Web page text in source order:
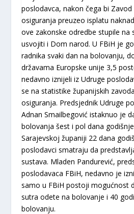
poslodavca, nakon čega bi
osiguranja preuzeo isplatu
ove zakonske odredbe stupile na
usvojiti i Dom narod. U FBiH je
radnika svaki dan na bolovanju,
državama Europske unije 3,5
nedavno iznijeli iz Udruge
se na statistike županijskih
osiguranja. Predsjednik Udruge
Adnan Smailbegović istaknuo je
bolovanja šest i pol dana
Sarajevskoj županiji 22 dana
poslodavci smatraju da
sustava. Mladen Pandurević,
poslodavaca FBiH, nedavno je
samo u FBiH postoji mogućnost
sutra odete na bolovanje i 40
bolovanju.